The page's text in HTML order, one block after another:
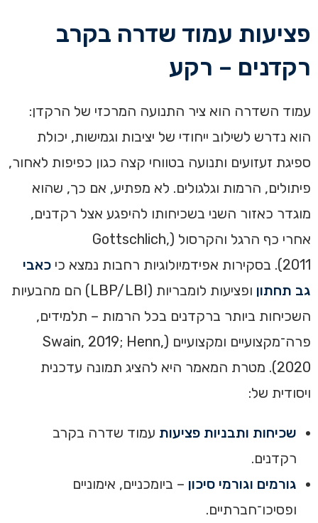
פציעות עמוד שדרה בקרב
רקדנים – רקע
עמוד השדרה הוא ציר התנועה המרכזי של הרקדן:
הוא נדרש לשילוב ייחודי של יציבות וגמישות, יכולת
ספיגת זעזועים ותנועה בטווחי קצה כגון כפיפות לאחור,
פיתולים, הרמות וגלגולים. לא מפתיע, אם כך, שהוא
מוגדר כאזור השני בשכיחותו להיפגע אצל רקדנים,
אחרי כף הרגל והקרסול (Gottschlich,
2011). בסקירות אפידמיולוגיות רחבות נמצא כי
כאבי
גב תחתון
ופציעות לומבריות (LBP/LBI) הם מהבעיות
השכיחות ביותר ברקדנים בכל הרמות – תלמידים,
פרה־מקצועיים ומקצועיים (Swain, 2019; Henn,
2020). מטרת המאמר היא להציג תמונה עדכנית
ויסודית של:
שכיחות ותבניות פציעות עמוד שדרה בקרב
רקדנים.
גורמים וגורמי סיכון – ביומכניים, אימוניים
ופסיכו־חברתיים.